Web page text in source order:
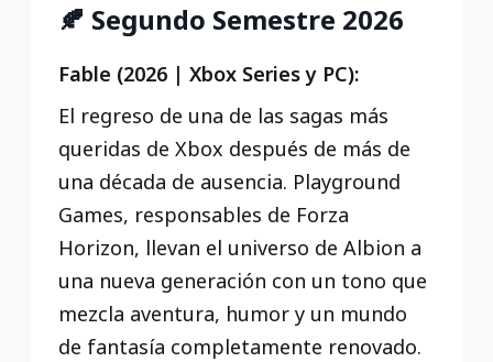
🍂 Segundo Semestre 2026
Fable (2026 | Xbox Series y PC):
El regreso de una de las sagas más
queridas de Xbox después de más de
una década de ausencia. Playground
Games, responsables de Forza
Horizon, llevan el universo de Albion a
una nueva generación con un tono que
mezcla aventura, humor y un mundo
de fantasía completamente renovado.